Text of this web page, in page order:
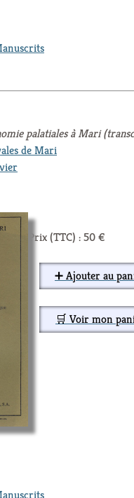
palatiales à Mari
de Mari
Prix (TTC) : 50 €
➕ Ajouter au
🛒 Voir mon